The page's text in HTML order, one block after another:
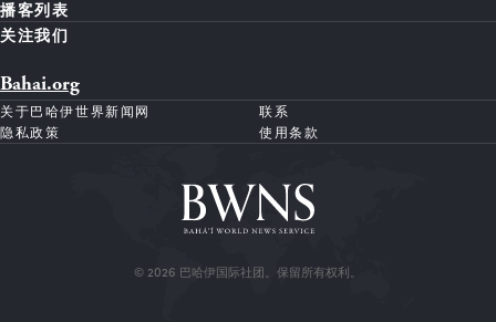
播客列表
关注我们
Bahai.org
关于巴哈伊世界新闻网
联系
隐私政策
使用条款
© 2026 巴哈伊国际社团。保留所有权利。